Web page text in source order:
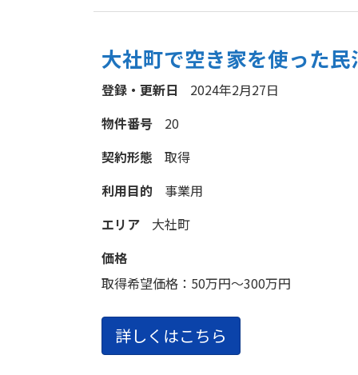
大社町で空き家を使った
登録・更新日
2024年2月27日
物件番号
20
契約形態
取得
利用目的
事業用
エリア
大社町
価格
取得希望価格： 50万円～300万円
詳しくはこちら